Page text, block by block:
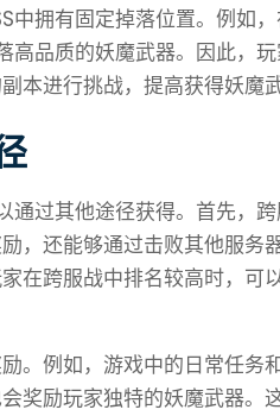
拥有固定掉落位置。例如，
高品质的妖魔武器。因此，
本进行挑战，提高获得妖魔
通过其他途径获得。首先，
，还能够通过击败其他服务
在跨服战中排名较高时，可
。例如，游戏中的日常任务
奖励玩家独特的妖魔武器。